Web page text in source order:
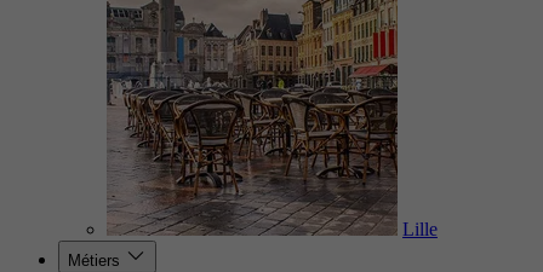
Lille
Métiers